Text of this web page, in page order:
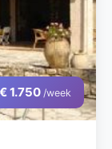
1.750/week